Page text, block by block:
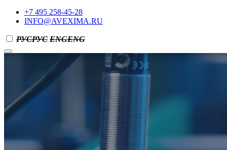
+7 495 258-45-28
INFO@AVEXIMA.RU
РУСРУС ENGENG